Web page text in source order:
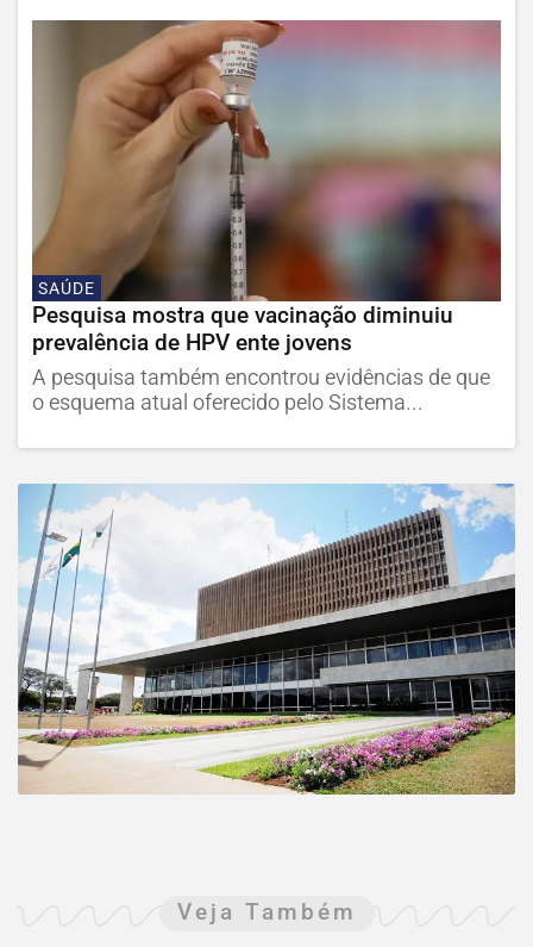
SAÚDE
Pesquisa mostra que vacinação diminuiu
prevalência de HPV ente jovens
A pesquisa também encontrou evidências de que
o esquema atual oferecido pelo Sistema...
Veja Também